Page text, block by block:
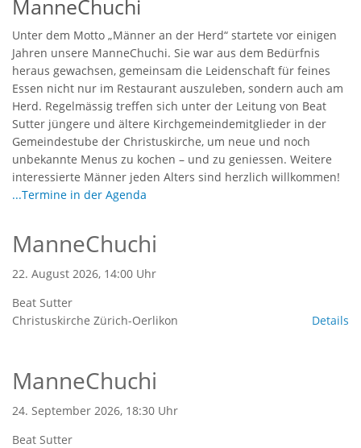
ManneChuchi
Unter dem Motto „Männer an der Herd“ startete vor einigen
Jahren unsere ManneChuchi. Sie war aus dem Bedürfnis
heraus gewachsen, gemeinsam die Leidenschaft für feines
Essen nicht nur im Restaurant auszuleben, sondern auch am
Herd. Regelmässig treffen sich unter der Leitung von Beat
Sutter jüngere und ältere Kirchgemeindemitglieder in der
Gemeindestube der Christuskirche, um neue und noch
unbekannte Menus zu kochen – und zu geniessen. Weitere
interessierte Männer jeden Alters sind herzlich willkommen!
...Termine in der Agenda
ManneChuchi
22. August 2026, 14:00 Uhr
Beat Sutter
Christuskirche Zürich-Oerlikon
Details
ManneChuchi
24. September 2026, 18:30 Uhr
Beat Sutter